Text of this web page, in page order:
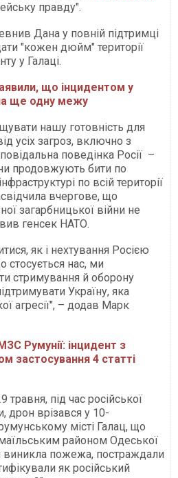
правду".
Дана у повній підтримці
"кожен дюйм" території
у Галаці.
що інцидентом у
ще одну межу
нашу готовність для
усіх загроз, включно з
поведінка Росії –
продовжують бити по
по всій території
вчергове, що
загарбницької війни не
генсек НАТО.
як і нехтування Росією
нас, ми
стримування й оборону
Україну, яка
агресії", – додав Марк
Румунії: інцидент з
застосування 4 статті
травня, під час російської
дрон врізався у 10-
місті Галац, що
районом Одеської
виникла пожежа, постраждали
як російський